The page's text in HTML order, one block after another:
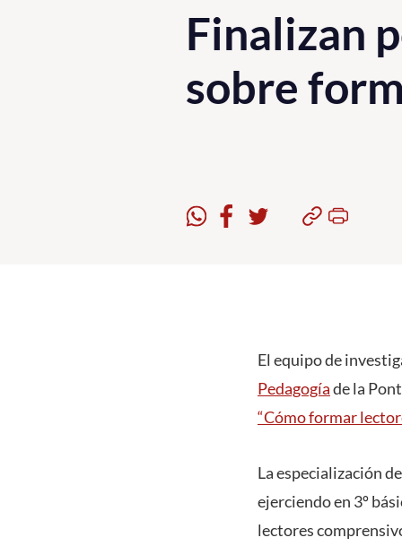
Finalizan
sobre
El equipo de
Pedagogíade la
“Cómo formar
La especialización
ejerciendo en 3º
lectores